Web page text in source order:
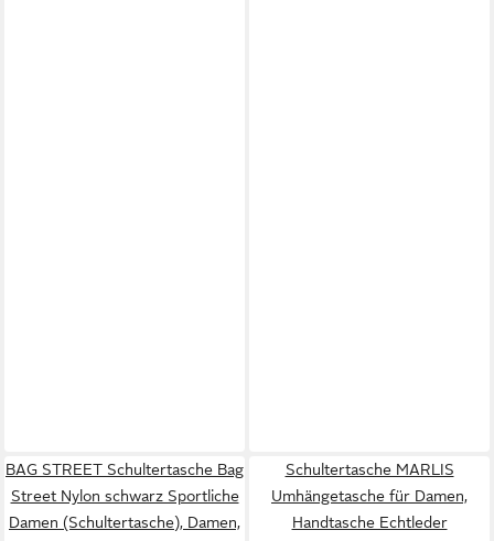
BAG STREET Schultertasche Bag
Street Nylon schwarz Sportliche
Damen (Schultertasche), Damen,
Schultertasche MARLIS
Umhängetasche für Damen,
Handtasche Echtleder